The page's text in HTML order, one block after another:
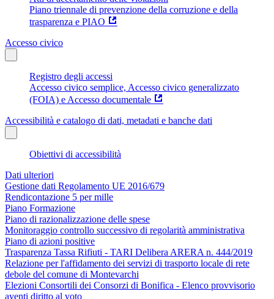
Piano triennale di prevenzione della corruzione e della
trasparenza e PIAO
Accesso civico
Registro degli accessi
Accesso civico semplice, Accesso civico generalizzato
(FOIA) e Accesso documentale
Accessibilità e catalogo di dati, metadati e banche dati
Obiettivi di accessibilità
Dati ulteriori
Gestione dati Regolamento UE 2016/679
Rendicontazione 5 per mille
Piano Formazione
Piano di razionalizzazione delle spese
Monitoraggio controllo successivo di regolarità amministrativa
Piano di azioni positive
Trasparenza Tassa Rifiuti - TARI Delibera ARERA n. 444/2019
Relazione per l'affidamento dei servizi di trasporto locale di rete
debole del comune di Montevarchi
Elezioni Consortili dei Consorzi di Bonifica - Elenco provvisorio
aventi diritto al voto